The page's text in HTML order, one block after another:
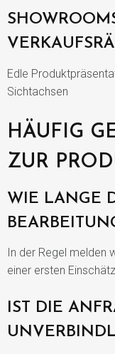
Edle
Sichtachsen
HÄUFIG
ZUR
WIE LANGE
In der Regel melden
einer ersten
IST DIE